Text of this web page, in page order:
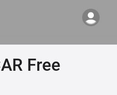
Free